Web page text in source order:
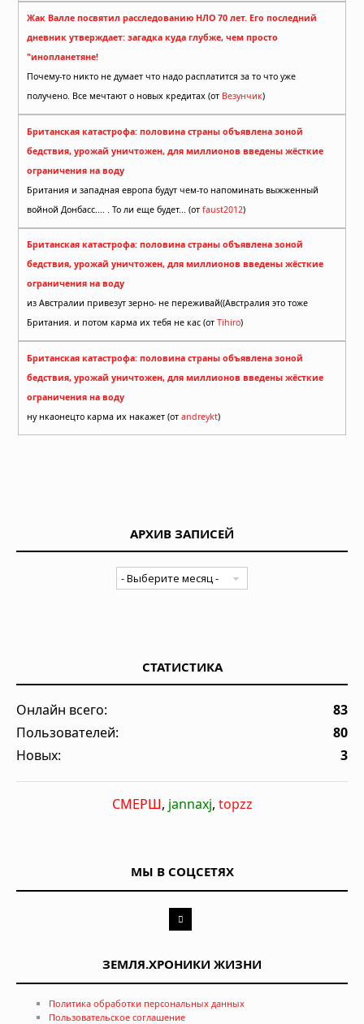
Жак Валле посвятил расследованию НЛО 70 лет. Его последний
дневник утверждает: загадка куда глубже, чем просто
"инопланетяне!
Почему-то никто не думает что надо расплатится за то что уже
получено. Все мечтают о новых кредитах (от Везунчик)
Британская катастрофа: половина страны объявлена зоной
бедствия, урожай уничтожен, для миллионов введены жёсткие
ограничения на воду
Британия и западная европа будут чем-то напоминать выжженный
войной Донбасс.... . То ли еще будет... (от faust2012)
Британская катастрофа: половина страны объявлена зоной
бедствия, урожай уничтожен, для миллионов введены жёсткие
ограничения на воду
из Австралии привезут зерно- не переживай((Австралия это тоже
Британия. и потом карма их тебя не кас (от Tihiro)
Британская катастрофа: половина страны объявлена зоной
бедствия, урожай уничтожен, для миллионов введены жёсткие
ограничения на воду
ну нкаонецто карма их накажет (от andreykt)
АРХИВ ЗАПИСЕЙ
СТАТИСТИКА
Онлайн всего:
83
Пользователей:
80
Новых:
3
СМЕРШ, jannaxj, topzz
МЫ В СОЦСЕТЯХ
ЗЕМЛЯ.ХРОНИКИ ЖИЗНИ
Политика обработки персональных данных
Пользовательское соглашение